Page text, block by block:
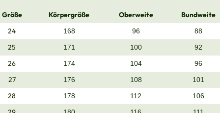
Größe Körpergröße Oberweite
Bundweite
24
168 96 88
25 171 100 92
26 174 104 96
27 176 108 101
28 178 112 106